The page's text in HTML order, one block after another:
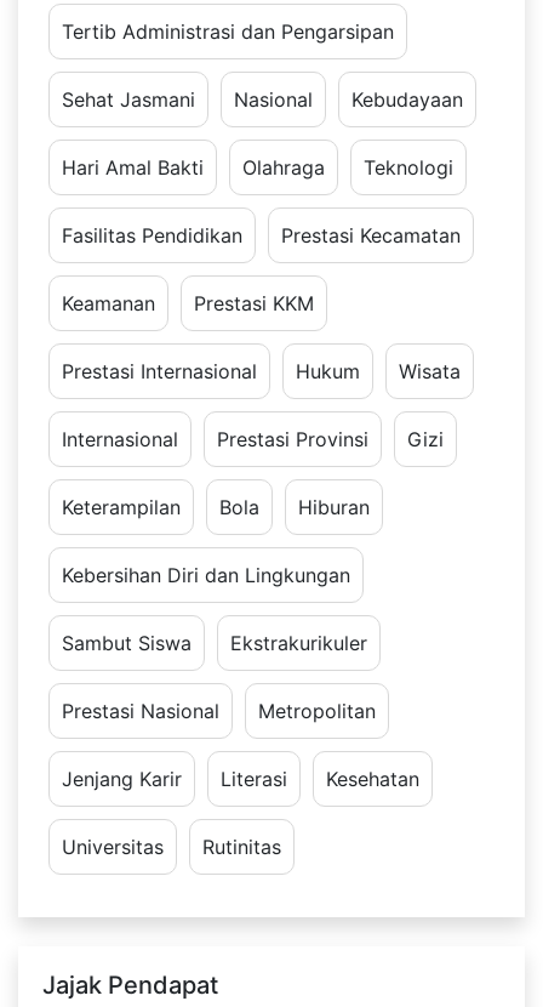
Tertib Administrasi dan Pengarsipan
Sehat Jasmani Nasional Kebudayaan
Hari Amal Bakti Olahraga Teknologi
Fasilitas Pendidikan Prestasi Kecamatan
Keamanan Prestasi KKM
Prestasi Internasional Hukum Wisata
Internasional Prestasi Provinsi Gizi
Keterampilan Bola Hiburan
Kebersihan Diri dan Lingkungan
Sambut Siswa Ekstrakurikuler
Prestasi Nasional Metropolitan
Jenjang Karir Literasi Kesehatan
Universitas Rutinitas
Jajak Pendapat